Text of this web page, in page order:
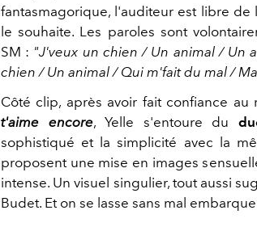
fantasmagorique, l'auditeur est libre
le souhaite. Les paroles sont
SM : "J'veux un chien / Un animal / Un
chien / Un animal / Qui m'fait du mal /
Côté clip, après avoir fait confiance au
t'aime encore, Yelle s'entoure du
sophistiqué et la simplicité avec la
proposent une mise en images
intense. Un visuel singulier, tout aussi
Budet. Et on se lasse sans mal